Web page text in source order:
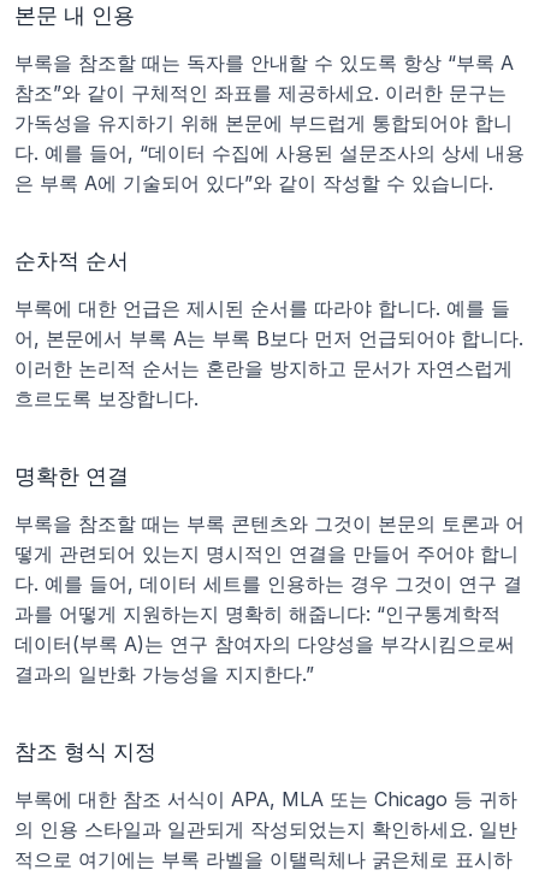
본문 내 인용
부록을 참조할 때는 독자를 안내할 수 있도록 항상 “부록 A
참조”와 같이 구체적인 좌표를 제공하세요. 이러한 문구는
가독성을 유지하기 위해 본문에 부드럽게 통합되어야 합니
다. 예를 들어, “데이터 수집에 사용된 설문조사의 상세 내용
은 부록 A에 기술되어 있다”와 같이 작성할 수 있습니다.
순차적 순서
부록에 대한 언급은 제시된 순서를 따라야 합니다. 예를 들
어, 본문에서 부록 A는 부록 B보다 먼저 언급되어야 합니다.
이러한 논리적 순서는 혼란을 방지하고 문서가 자연스럽게
흐르도록 보장합니다.
명확한 연결
부록을 참조할 때는 부록 콘텐츠와 그것이 본문의 토론과 어
떻게 관련되어 있는지 명시적인 연결을 만들어 주어야 합니
다. 예를 들어, 데이터 세트를 인용하는 경우 그것이 연구 결
과를 어떻게 지원하는지 명확히 해줍니다: “인구통계학적
데이터(부록 A)는 연구 참여자의 다양성을 부각시킴으로써
결과의 일반화 가능성을 지지한다.”
참조 형식 지정
부록에 대한 참조 서식이 APA, MLA 또는 Chicago 등 귀하
의 인용 스타일과 일관되게 작성되었는지 확인하세요. 일반
적으로 여기에는 부록 라벨을 이탤릭체나 굵은체로 표시하